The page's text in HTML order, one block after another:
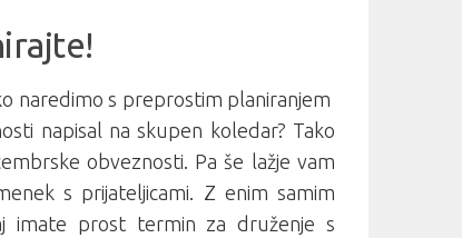
naredimo s preprostim planiranjem
napisal na skupen koledar? Tako
obveznosti. Pa še lažje vam
s prijateljicami. Z enim samim
imate prost termin za druženje s